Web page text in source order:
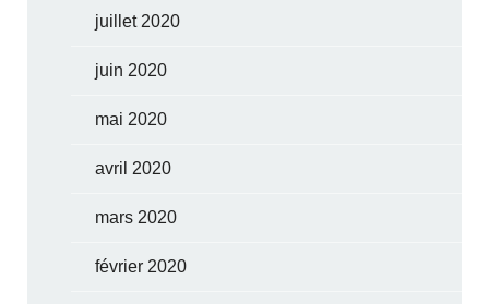
juillet 2020
juin 2020
mai 2020
avril 2020
mars 2020
février 2020